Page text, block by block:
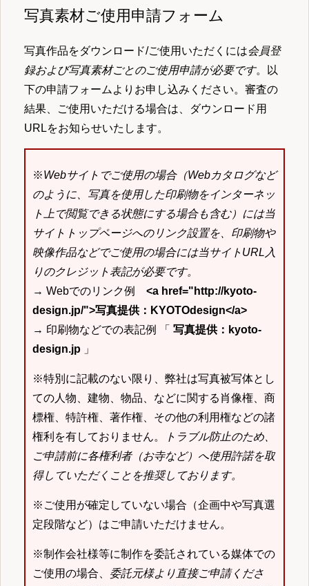
写真素材ご使用申請フォーム
写真作品をダウンロード/ご使用いただくには会員登
録および写真素材ごとのご使用申請が必要です。以
下の申請フォームよりお申し込みください。審査の
結果、ご使用いただける場合は、ダウンロード用
URLをお知らせいたします。
※Webサイトでご使用の場合（Webカタログなど
のように、写真を使用した印刷物をインターネッ
ト上で閲覧できる状態にする場合も含む）には当
サイトトップページへのリンク設置を、印刷物や
映像作品などでご使用の場合には当サイトURL入
りのクレジット表記が必要です。
→ Webでのリンク例 <a href="http://kyoto-
design.jp/">写真提供：KYOTOdesign</a>
→ 印刷物などでの表記例 「 写真提供：kyoto-
design.jp 」
※特別に記載のない限り、弊社は写真被写体とし
ての人物、建物、物品、などに関する肖像権、商
標権、特許権、著作権、その他の利用権などの諸
権利を有しておりません。
トラブル防止のため、
ご申請前に各権利者（お寺など）へ使用許諾を取
得していただくことを推奨しております。
※ご使用が確定していない場合（企画中や写真選
定段階など）はご申請いただけません。
※制作会社様等に制作を委託されている媒体での
ご使用の場合、 委託元様より直接ご申請くださ